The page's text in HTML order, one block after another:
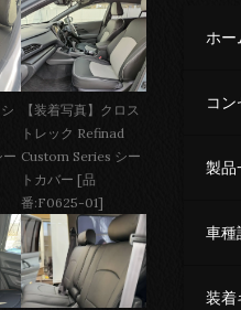
【装着写真】クロス
トレック Refinad
Custom Series シー
トカバー [品
番:F0625-01]
ホー
コン
製品
車種
装着